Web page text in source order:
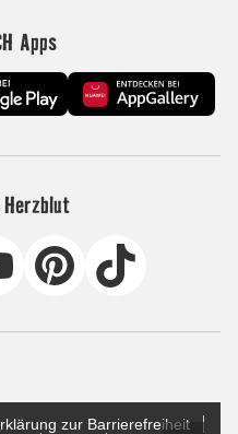
Apps
zur Barrierefreiheit